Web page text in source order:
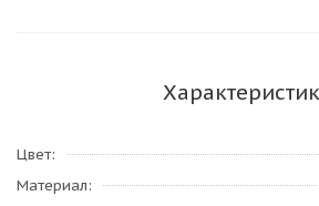
Цвет
Материал